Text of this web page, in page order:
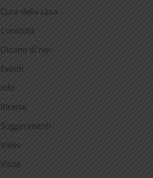
Cura della casa
Curiosità
Dicono di noi
Eventi
Info
Ricette
Suggerimenti
Video
Visite